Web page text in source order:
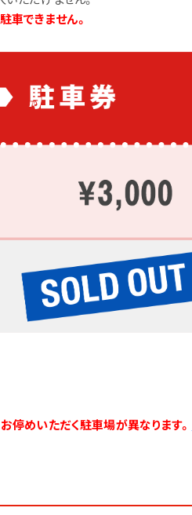
よくある質問
できません。
めいただく駐車場が異なります。